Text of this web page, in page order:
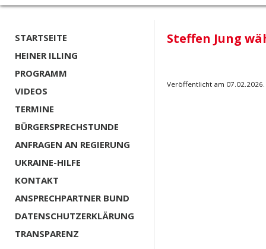
STARTSEITE
HEINER ILLING
PROGRAMM
VIDEOS
TERMINE
BÜRGERSPRECHSTUNDE
ANFRAGEN AN REGIERUNG
UKRAINE-HILFE
KONTAKT
ANSPRECHPARTNER BUND
DATENSCHUTZERKLÄRUNG
TRANSPARENZ
Steffen Jung
Veröffentlicht am 07.02.2026.